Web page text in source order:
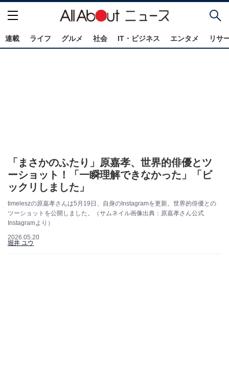
連載 ライフ グルメ 社会 IT・ビジネス エンタメ リサ
「まさかのふたり」原嘉孝、世界的俳優とツ
ーショット！「一瞬理解できなかった」「ビ
ックリしました」
timeleszの原嘉孝さんは5月19日、自身のInstagramを更新。世界的俳優との
ツーショットを公開しました。（サムネイル画像出典：原嘉孝さん公式
Instagramより）
2026.05.20
堀井 ユウ